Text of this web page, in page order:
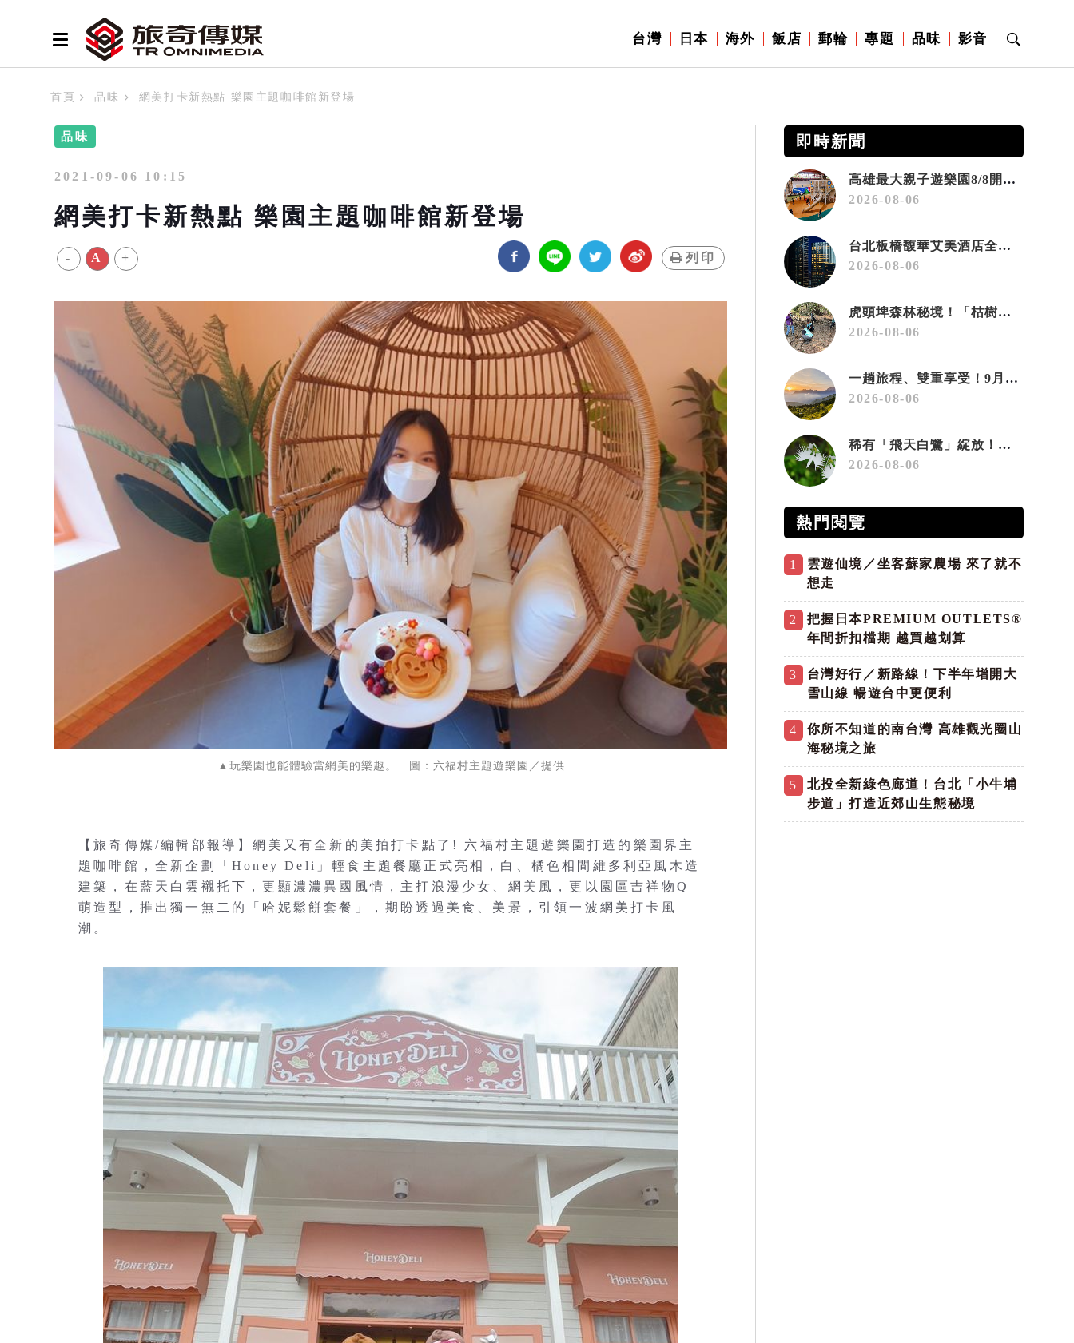
台灣 日本 海外 飯店 郵輪 專題 品味 影音
首頁 品味 網美打卡新熱點 樂園主題咖啡館新登場
品味
2021-09-06 10:15
網美打卡新熱點 樂園主題咖啡館新登場
- A + 列印
▲玩樂園也能體驗當網美的樂趣。 圖：六福村主題遊樂園／提供
【旅奇傳媒/編輯部報導】網美又有全新的美拍打卡點了! 六福村主題遊樂園打造的樂園界主
題咖啡館，全新企劃「Honey Deli」輕食主題餐廳正式亮相，白、橘色相間維多利亞風木造
建築，在藍天白雲襯托下，更顯濃濃異國風情，主打浪漫少女、網美風，更以園區吉祥物Q
萌造型，推出獨一無二的「哈妮鬆餅套餐」，期盼透過美食、美景，引領一波網美打卡風
潮。
即時新聞
高雄最大親子遊樂園8/8開幕！30項設施免費玩、YOYO家族嗨翻暑假
2026-08-06
台北板橋馥華艾美酒店全新開幕 感官藝術策展打造旅居新風格
2026-08-06
虎頭埤森林秘境！「枯樹籬步道」生態復育有成 走進大自然生命教室
2026-08-06
一趟旅程、雙重享受！9月住宿合歡山 順遊奧萬大10元優惠入園
2026-08-06
稀有「飛天白鷺」綻放！神戶六甲高山植物園「鷺草」珍貴現身
2026-08-06
熱門閱覽
1
雲遊仙境／坐客蘇家農場 來了就不
想走
2
把握日本PREMIUM OUTLETS®
年間折扣檔期 越買越划算
3
台灣好行／新路線！下半年增開大
雪山線 暢遊台中更便利
4
你所不知道的南台灣 高雄觀光圈山
海秘境之旅
5
北投全新綠色廊道！台北「小牛埔
步道」打造近郊山生態秘境